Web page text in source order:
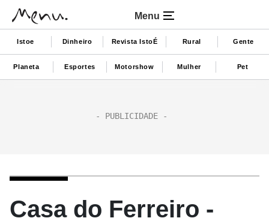
Menu
Istoe Dinheiro Revista IstoÉ Rural Gente
Planeta Esportes Motorshow Mulher Pet
Casa do Ferreiro -